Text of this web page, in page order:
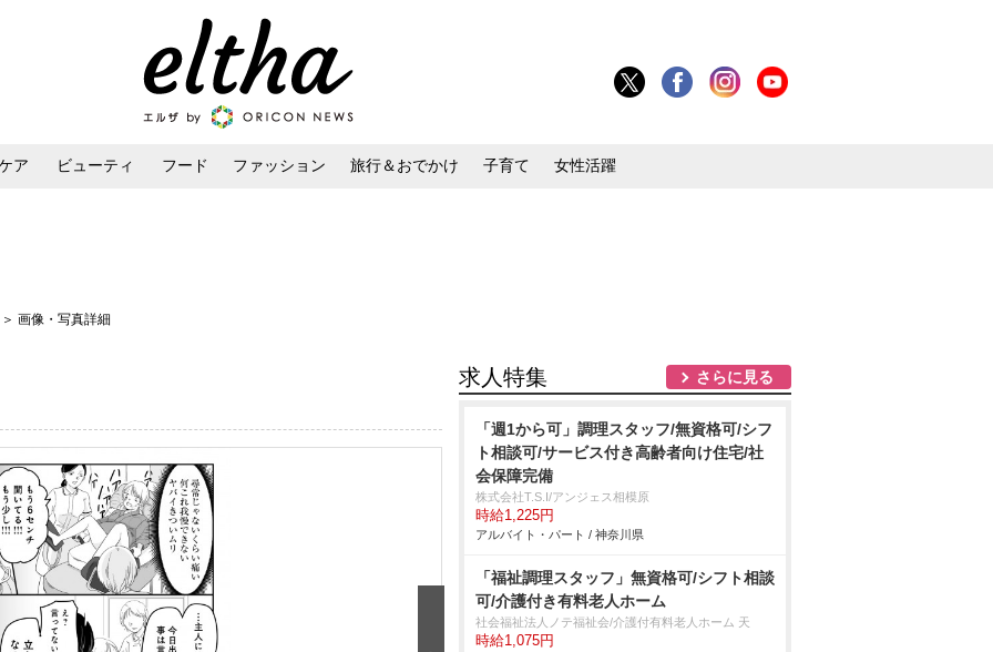
ア ビューティ フード ファッション 旅行＆おでかけ 子育て 女性活躍
＞ 画像・写真詳細
求人特集 さらに見る
「週1から可」調理スタッフ/無資格可/シフ
ト相談可/サービス付き高齢者向け住宅/社
会保障完備
株式会社T.S.I/アンジェス相模原
時給1,225円
アルバイト・パート / 神奈川県
「福祉調理スタッフ」無資格可/シフト相談
可/介護付き有料老人ホーム
社会福祉法人ノテ福祉会/介護付有料老人ホーム 天
時給1,075円